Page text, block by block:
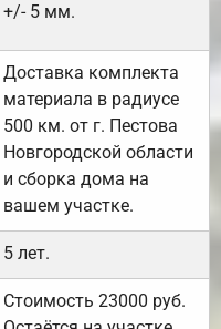
+/- 5 мм.
Доставка комплекта
материала в радиусе
500 км. от г. Пестова
Новгородской области
и сборка дома на
вашем участке.
5 лет.
Стоимость 23000 руб.